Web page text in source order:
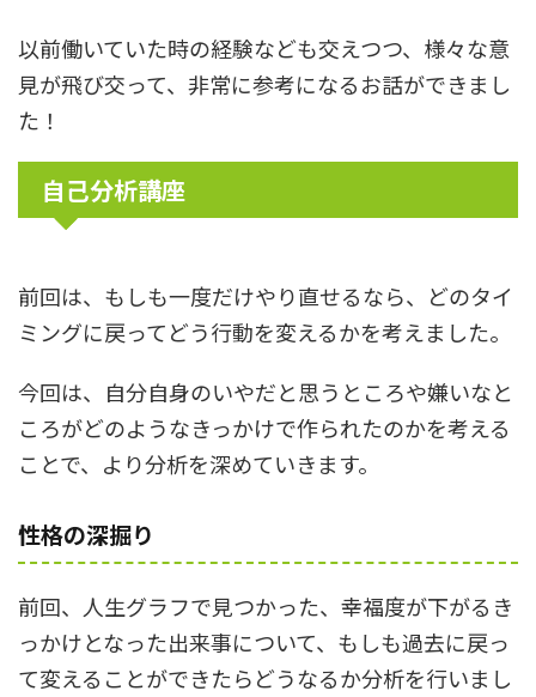
以前働いていた時の経験なども交えつつ、様々な意
見が飛び交って、非常に参考になるお話ができまし
た！
自己分析講座
前回は、もしも一度だけやり直せるなら、どのタイ
ミングに戻ってどう行動を変えるかを考えました。
今回は、自分自身のいやだと思うところや嫌いなと
ころがどのようなきっかけで作られたのかを考える
ことで、より分析を深めていきます。
性格の深掘り
前回、人生グラフで見つかった、幸福度が下がるき
っかけとなった出来事について、もしも過去に戻っ
て変えることができたらどうなるか分析を行いまし